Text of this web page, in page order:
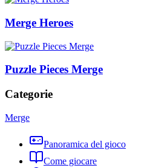
Merge Heroes
Puzzle Pieces Merge
Categorie
Merge
Panoramica del gioco
Come giocare